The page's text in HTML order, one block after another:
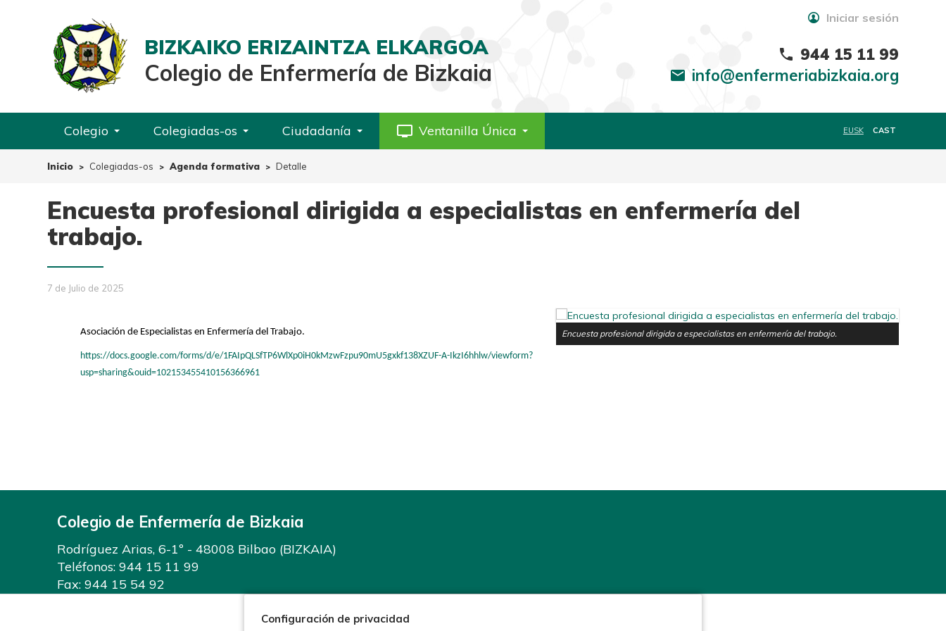
Iniciar sesión
BIZKAIKO ERIZAINTZA ELKARGOA
Colegio de Enfermería de Bizkaia
phone 944 15 11 99
mail info@enfermeriabizkaia.org
Colegio Colegiadas-os Ciudadanía personal_video Ventanilla Única EUSK CAST
Inicio Colegiadas-os Agenda formativa Detalle
Encuesta profesional dirigida a especialistas en enfermería del
trabajo.
7 de Julio de 2025
Asociación de Especialistas en Enfermería del Trabajo.
https://docs.google.com/forms/d/e/1FAIpQLSfTP6WlXp0iH0kMzwFzpu90mU5gxkf138XZUF-A-IkzI6hhlw/viewform?
usp=sharing&ouid=102153455410156366961
Encuesta profesional dirigida a especialistas en enfermería del trabajo.
Colegio de Enfermería de Bizkaia
Rodríguez Arias, 6-1º - 48008 Bilbao (BIZKAIA)
Teléfonos: 944 15 11 99
Fax: 944 15 54 92
Configuración de privacidad